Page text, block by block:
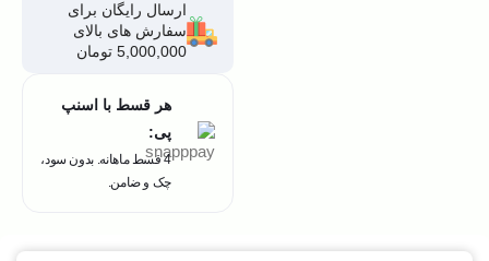
ارسال رایگان برای
سفارش های بالای
5,000,000 تومان
هر قسط با اسنپ
پی:
4 قسط ماهانه. بدون سود،
چک و ضامن.